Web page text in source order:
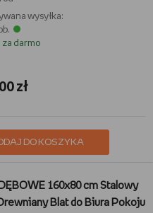
wysyłka:
za darmo
zł
DO KOSZYKA
160x80 cm Stalowy
Blat do Biura Pokoju